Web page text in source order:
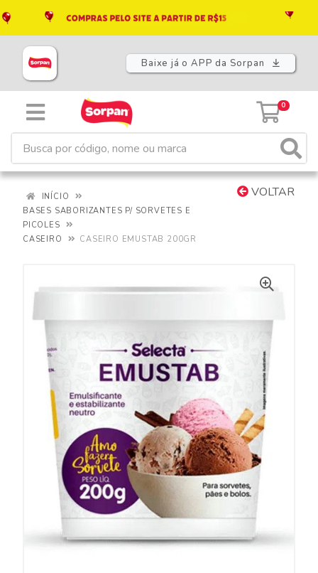
Baixe já o APP da Sorpan
0
VOLTAR
INÍCIO
BASES SABORIZANTES P/ SORVETES E
PICOLES
CASEIRO
CASEIRO EMUSTAB 200GR